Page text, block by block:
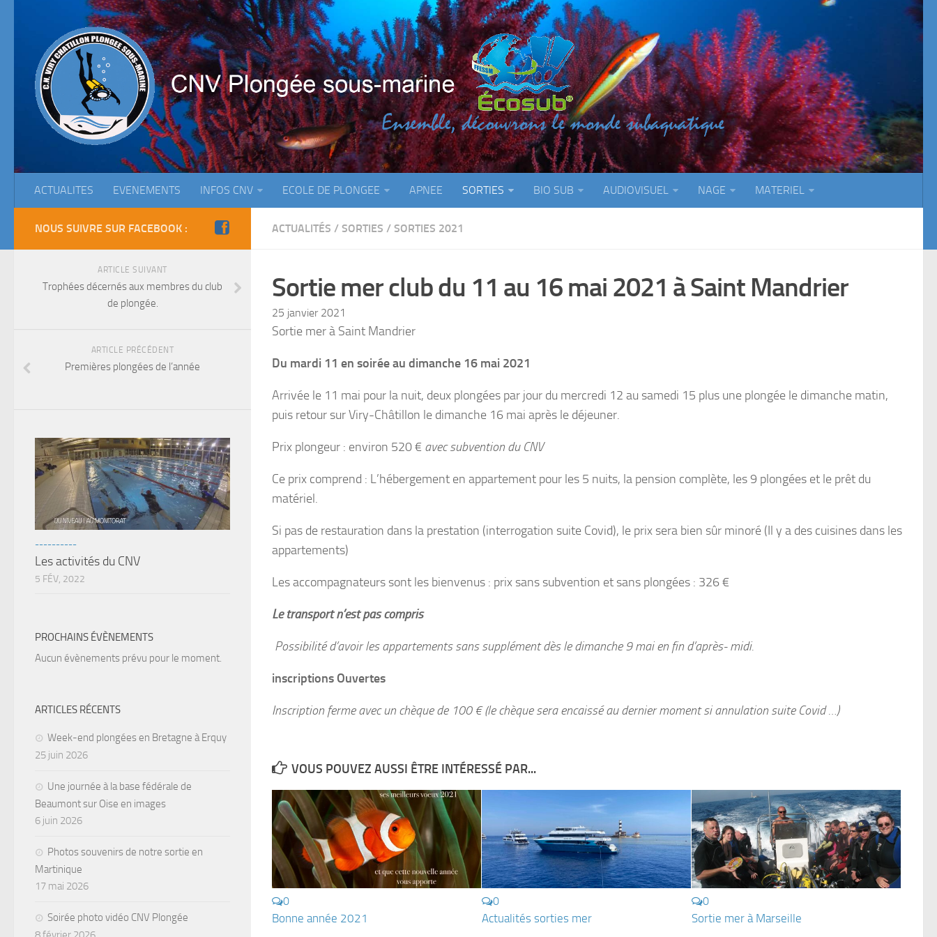
ACTUALITES EVENEMENTS INFOS CNV ECOLE DE PLONGEE APNEE SORTIES BIO SUB AUDIOVISUEL NAGE MATERIEL
ACTUALITÉS / SORTIES / SORTIES 2021
Sortie mer club du 11 au 16 mai 2021 à Saint Mandrier
25 janvier 2021
Sortie mer à Saint Mandrier
Du mardi 11 en soirée au dimanche 16 mai 2021
Arrivée le 11 mai pour la nuit, deux plongées par jour du mercredi 12 au samedi 15 plus une plongée le dimanche matin,
puis retour sur Viry-Châtillon le dimanche 16 mai après le déjeuner.
Prix plongeur : environ 520 € avec subvention du CNV
Ce prix comprend : L’hébergement en appartement pour les 5 nuits, la pension complète, les 9 plongées et le prêt du
matériel.
Si pas de restauration dans la prestation (interrogation suite Covid), le prix sera bien sûr minoré (Il y a des cuisines dans les
appartements)
Les accompagnateurs sont les bienvenus : prix sans subvention et sans plongées : 326 €
Le transport n’est pas compris
Possibilité d’avoir les appartements sans supplément dès le dimanche 9 mai en fin d’après- midi.
inscriptions Ouvertes
Inscription ferme avec un chèque de 100 € (le chèque sera encaissé au dernier moment si annulation suite Covid …)
VOUS POUVEZ AUSSI ÊTRE INTÉRESSÉ PAR...
0
Bonne année 2021
0
Actualités sorties mer
0
Sortie mer à Marseille
NOUS SUIVRE SUR FACEBOOK :
ARTICLE SUIVANT
Trophées décernés aux membres du club
de plongée.
ARTICLE PRÉCÉDENT
Premières plongées de l’année
----------
Les activités du CNV
5 FÉV, 2022
PROCHAINS ÉVÈNEMENTS
Aucun évènements prévu pour le moment.
ARTICLES RÉCENTS
Week-end plongées en Bretagne à Erquy
25 juin 2026
Une journée à la base fédérale de
Beaumont sur Oise en images
6 juin 2026
Photos souvenirs de notre sortie en
Martinique
17 mai 2026
Soirée photo vidéo CNV Plongée